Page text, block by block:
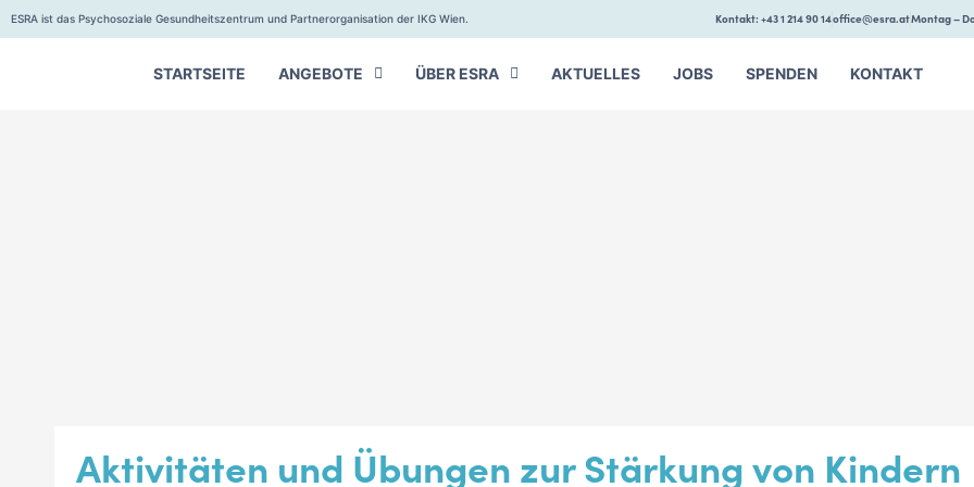
ESRA ist das Psychosoziale Gesundheitszentrum und Partnerorganisation der IKG Wien. Kontakt: +43 1 214 90 14office@esra.atMontag –
STARTSEITE ANGEBOTE ÜBER ESRA AKTUELLES JOBS SPENDEN KONTAKT
Aktivitäten und Übungen zur Stärkung von Kindern